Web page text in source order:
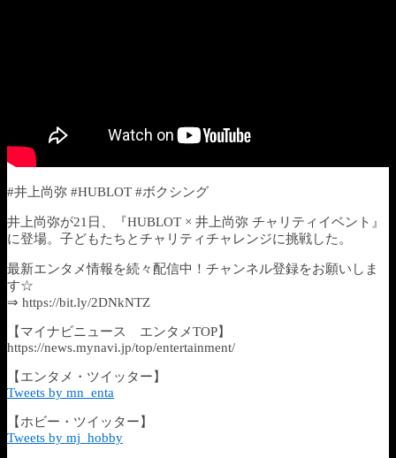
#井上尚弥 #HUBLOT #ボクシング
井上尚弥が21日、『HUBLOT × 井上尚弥 チャリティイベント』
に登場。子どもたちとチャリティチャレンジに挑戦した。
最新エンタメ情報を続々配信中！チャンネル登録をお願いしま
す☆
⇒ https://bit.ly/2DNkNTZ
【マイナビニュース エンタメTOP】
https://news.mynavi.jp/top/entertainment/
【エンタメ・ツイッター】
Tweets by mn_enta
【ホビー・ツイッター】
Tweets by mj_hobby